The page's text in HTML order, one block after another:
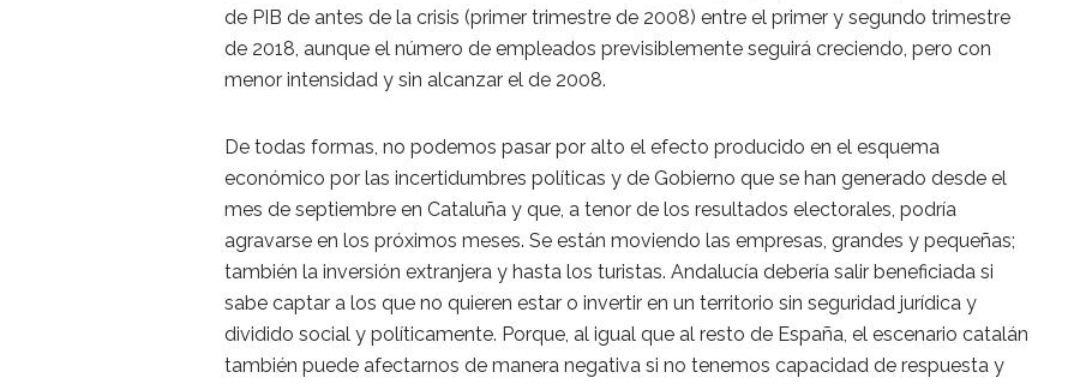
de PIB de antes de la crisis (primer trimestre de 2008) entre el primer y segundo trimestre
de 2018, aunque el número de empleados previsiblemente seguirá creciendo, pero con
menor intensidad y sin alcanzar el de 2008.
De todas formas, no podemos pasar por alto el efecto producido en el esquema
económico por las incertidumbres políticas y de Gobierno que se han generado desde el
mes de septiembre en Cataluña y que, a tenor de los resultados electorales, podría
agravarse en los próximos meses. Se están moviendo las empresas, grandes y pequeñas;
también la inversión extranjera y hasta los turistas. Andalucía debería salir beneficiada si
sabe captar a los que no quieren estar o invertir en un territorio sin seguridad jurídica y
dividido social y políticamente. Porque, al igual que al resto de España, el escenario catalán
también puede afectarnos de manera negativa si no tenemos capacidad de respuesta y